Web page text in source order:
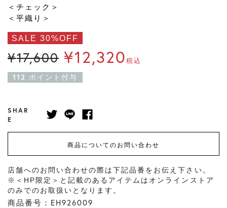
＜チェック＞
＜平織り＞
SALE 30%OFF
¥17,600 ¥12,320税込
112 ポイント付与
SHAR
E
商品についてのお問い合わせ
店舗へのお問い合わせの際は下記品番をお伝え下さい。
※＜HP限定＞と記載のあるアイテムはオンラインストア
のみでのお取扱いとなります。
商品番号：EH926009